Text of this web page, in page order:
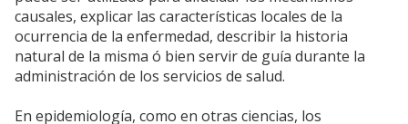
causales, explicar las características locales de la
ocurrencia de la enfermedad, describir la historia
natural de la misma ó bien servir de guía durante la
administración de los servicios de salud.
En epidemiología, como en otras ciencias, los